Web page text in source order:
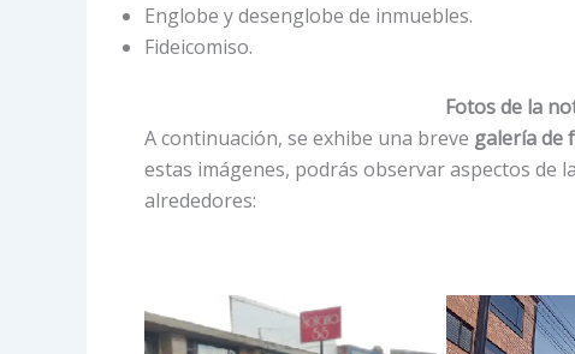
Englobe y desenglobe de inmuebles.
Fideicomiso.
Fotos de la
A continuación, se exhibe una breve galería de
estas imágenes, podrás observar aspectos de
alrededores: